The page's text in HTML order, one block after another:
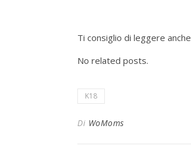
Ti consiglio di leggere anche
No related posts.
K18
Di WoMoms